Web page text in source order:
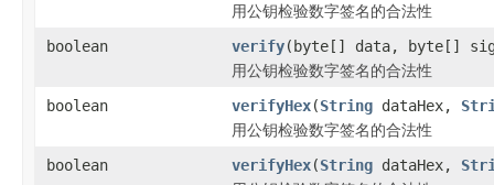
用公钥检验数字签名的合法性
boolean
verify(byte[] data, byte[]
用公钥检验数字签名的合法性
boolean
verifyHex(String dataHex,
用公钥检验数字签名的合法性
boolean
verifyHex(String dataHex,